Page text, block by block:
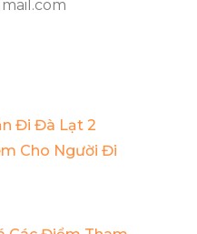
Đi Đà Lạt 2
Cho Người Đi